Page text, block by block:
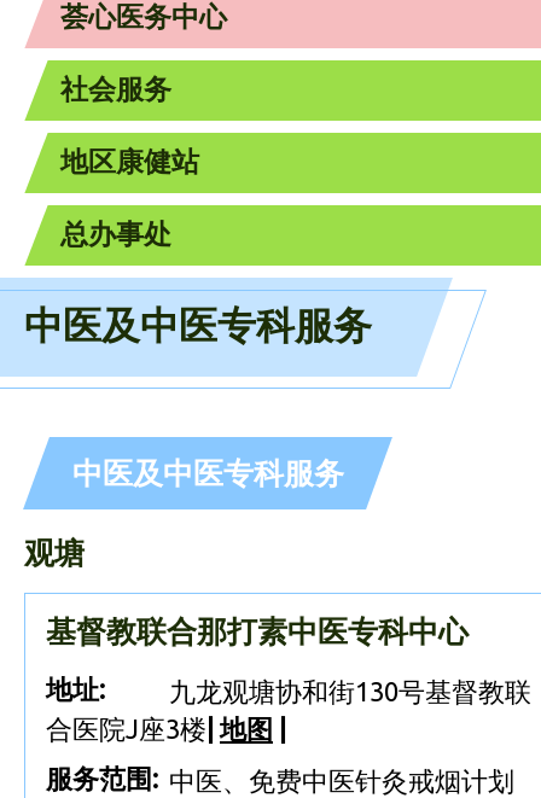
荟心医务中心
社会服务
地区康健站
总办事处
中医及中医专科服务
中医及中医专科服务
观塘
基督教联合那打素中医专科中心
地址:
九龙观塘协和街130号基督教联
合医院J座3楼 地图
服务范围: 中医、免费中医针灸戒烟计划